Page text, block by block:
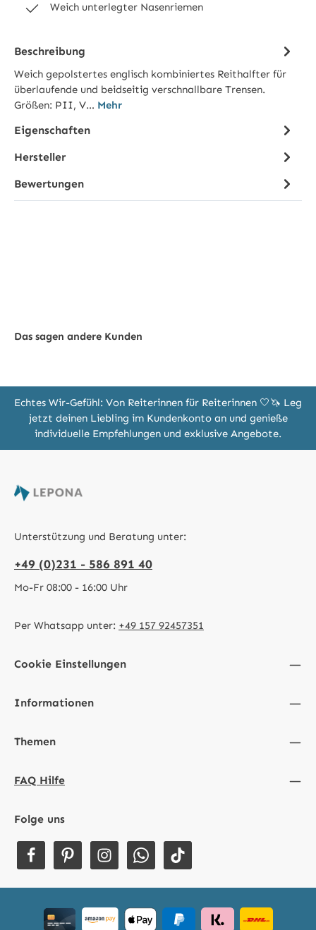
Weich unterlegter Nasenriemen
Beschreibung
Weich gepolstertes englisch kombiniertes Reithalfter für
überlaufende und beidseitig verschnallbare Trensen.
Größen: PII, V… Mehr
Eigenschaften
Hersteller
Bewertungen
Das sagen andere Kunden
Echtes Wir-Gefühl: Von Reiterinnen für Reiterinnen 🤍🦄 Leg
jetzt deinen Liebling im Kundenkonto an und genieße
individuelle Empfehlungen und exklusive Angebote.
Unterstützung und Beratung unter:
+49 (0)231 - 586 891 40
Mo-Fr 08:00 - 16:00 Uhr
Per Whatsapp unter: +49 157 92457351
Cookie Einstellungen
Informationen
Themen
FAQ Hilfe
Folge uns